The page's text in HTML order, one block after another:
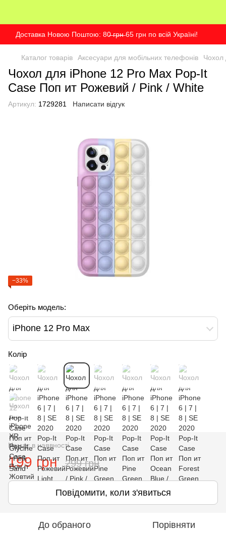
Доставка Новою Поштою: 80̶ ̶г̶р̶н̶ 65 грн по всій Україні!
Каталог товарів Аксесуари для мобільних телефонів Чохол
Чохол для iPhone 12 Pro Max Pop-It
Case Поп ит Рожевий / Pink / White
Артикул: 1729281 Написати відгук
−33%
Оберіть модель:
iPhone 12 Pro Max
Колір
Немає в наявності
199 грн 299 грн
Повідомити, коли з'явиться
До обраного Порівняти